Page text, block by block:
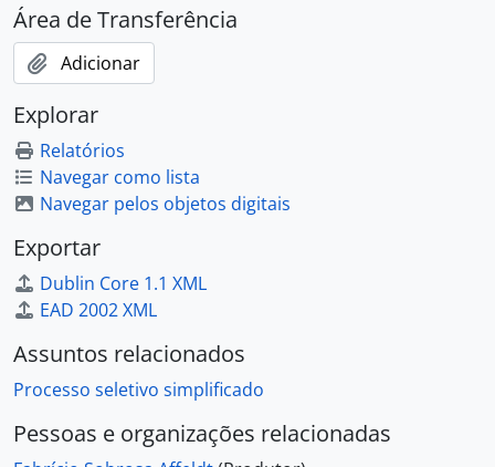
Área de Transferência
Adicionar
Explorar
Relatórios
Navegar como lista
Navegar pelos objetos digitais
Exportar
Dublin Core 1.1 XML
EAD 2002 XML
Assuntos relacionados
Processo seletivo simplificado
Pessoas e organizações relacionadas